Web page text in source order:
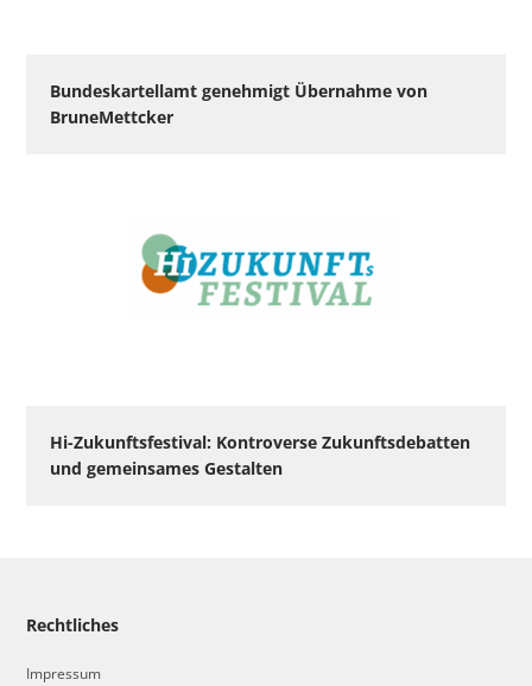
Bundeskartellamt genehmigt Übernahme von
BruneMettcker
Hi-Zukunftsfestival: Kontroverse Zukunftsdebatten
und gemeinsames Gestalten
Rechtliches
Impressum